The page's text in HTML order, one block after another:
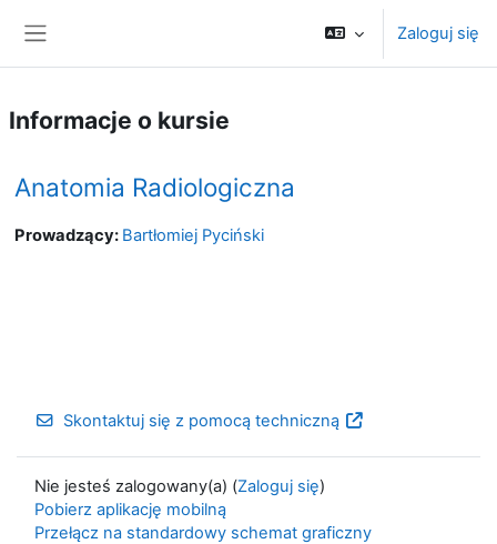
Zaloguj się
Informacje o kursie
Anatomia Radiologiczna
Prowadzący: Bartłomiej Pyciński
Skontaktuj się z pomocą techniczną
Nie jesteś zalogowany(a) (Zaloguj się)
Pobierz aplikację mobilną
Przełącz na standardowy schemat graficzny